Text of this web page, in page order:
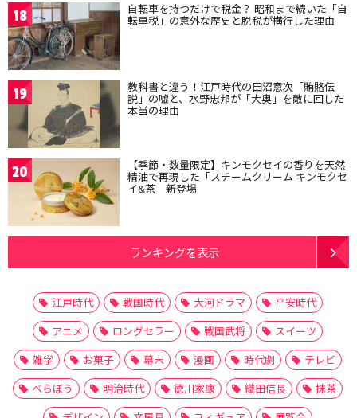
18 自転車を持つだけで税金？ 昭和まで続いた「自
転車税」の意外な歴史と脱税が横行した理由
19 教科書と違う！江戸時代の田沼意次「賄賂伝
説」の嘘と、水野忠邦が「大奥」を敵に回した
本当の理由
20 【季節・数量限定】キンモクセイの香りを天然
精油で再現した「スチームクリーム キンモクセ
イ&茶」新登場
ランキングを表示
江戸時代 戦国時代 大河ドラマ
平安時代
アニメ
ロングセラー 戦国武将
スイーツ
雑学
お菓子 幕末 漫画 時代劇
テレビ
べらぼう
明治時代 徳川家康 織田信長
抹茶